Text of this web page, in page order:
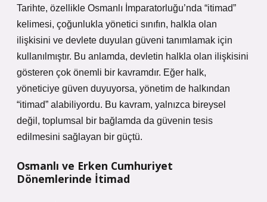
Tarihte, özellikle Osmanlı İmparatorluğu’nda “itimad”
kelimesi, çoğunlukla yönetici sınıfın, halkla olan
ilişkisini ve devlete duyulan güveni tanımlamak için
kullanılmıştır. Bu anlamda, devletin halkla olan ilişkisini
gösteren çok önemli bir kavramdır. Eğer halk,
yöneticiye güven duyuyorsa, yönetim de halkından
“itimad” alabiliyordu. Bu kavram, yalnızca bireysel
değil, toplumsal bir bağlamda da güvenin tesis
edilmesini sağlayan bir güçtü.
Osmanlı ve Erken Cumhuriyet
Dönemlerinde İtimad